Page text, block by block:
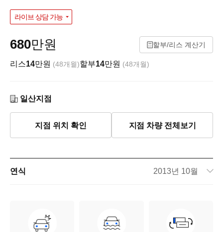
라이브 상담 가능
680만원 할부/리스 계산기
리스14만원 (48개월)할부14만원 (48개월)
일산지점
지점 위치 확인 지점 차량 전체보기
연식 2013년 10월
차량번호 35루5942